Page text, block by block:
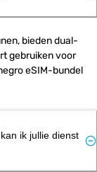
bieden dual-
gebruiken voor
eSIM-bundel
ik jullie dienst